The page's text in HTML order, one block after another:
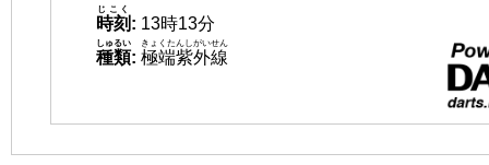
時刻
じこく
: 13時13分
種類
しゅるい
: 極端紫外線
きょくたんしがいせん